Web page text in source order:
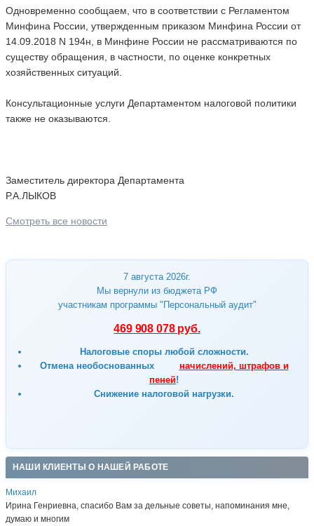
7 августа 2026г.
Мы вернули из бюджета РФ
участникам программы "Персональный аудит"
469 908 078 руб.
Налоговые споры любой сложности.
Отмена необоснованных начислений, штрафов и
пеней!
Снижение налоговой нагрузки.
НАШИ КЛИЕНТЫ О НАШЕЙ РАБОТЕ
Михаил
Ирина Генриевна, спасибо Вам за дельные советы, напоминания мне,
думаю и многим
Одновременно сообщаем, что в соответствии с Регламентом
Минфина России, утвержденным приказом Минфина России от
14.09.2018 N 194н, в Минфине России не рассматриваются по
существу обращения, в частности, по оценке конкретных
хозяйственных ситуаций.
Консультационные услуги Департаментом налоговой политики
также не оказываются.
Заместитель директора Департамента
Р.А.ЛЫКОВ
Смотреть все новости